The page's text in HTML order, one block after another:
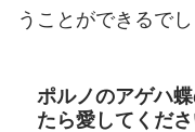
うことができるでし
ポルノのアゲハ
たら愛してくださ